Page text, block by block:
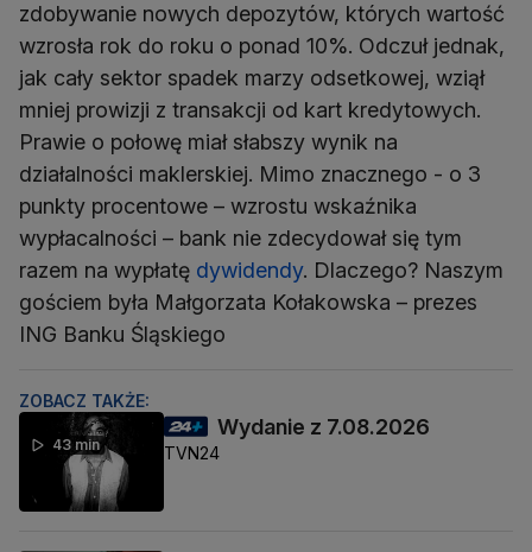
zdobywanie nowych depozytów, których wartość
wzrosła rok do roku o ponad 10%. Odczuł jednak,
jak cały sektor spadek marzy odsetkowej, wziął
mniej prowizji z transakcji od kart kredytowych.
Prawie o połowę miał słabszy wynik na
działalności maklerskiej. Mimo znacznego - o 3
punkty procentowe – wzrostu wskaźnika
wypłacalności – bank nie zdecydował się tym
razem na wypłatę dywidendy. Dlaczego? Naszym
gościem była Małgorzata Kołakowska – prezes
ING Banku Śląskiego
ZOBACZ TAKŻE:
43 min
Wydanie z 7.08.2026
TVN24